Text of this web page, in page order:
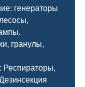
генераторы
гранулы,
Респираторы,